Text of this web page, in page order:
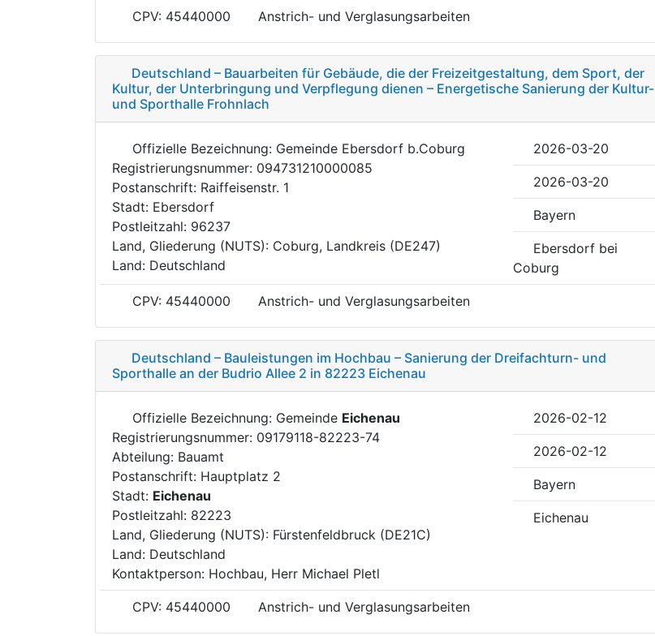
CPV: 45440000 Anstrich- und Verglasungsarbeiten
Deutschland – Bauarbeiten für Gebäude, die der Freizeitgestaltung, dem Sport, der
Kultur, der Unterbringung und Verpflegung dienen – Energetische Sanierung der Kultur-
und Sporthalle Frohnlach
Offizielle Bezeichnung: Gemeinde Ebersdorf b.Coburg
Registrierungsnummer: 094731210000085
Postanschrift: Raiffeisenstr. 1
Stadt: Ebersdorf
Postleitzahl: 96237
Land, Gliederung (NUTS): Coburg, Landkreis (DE247)
Land: Deutschland
2026-03-20
2026-03-20
Bayern
Ebersdorf bei
Coburg
CPV: 45440000 Anstrich- und Verglasungsarbeiten
Deutschland – Bauleistungen im Hochbau – Sanierung der Dreifachturn- und
Sporthalle an der Budrio Allee 2 in 82223 Eichenau
Offizielle Bezeichnung: Gemeinde Eichenau
Registrierungsnummer: 09179118-82223-74
Abteilung: Bauamt
Postanschrift: Hauptplatz 2
Stadt: Eichenau
Postleitzahl: 82223
Land, Gliederung (NUTS): Fürstenfeldbruck (DE21C)
Land: Deutschland
Kontaktperson: Hochbau, Herr Michael Pletl
2026-02-12
2026-02-12
Bayern
Eichenau
CPV: 45440000 Anstrich- und Verglasungsarbeiten